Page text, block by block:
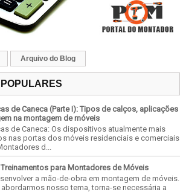
Arquivo do Blog
de Caneca (Parte I): Tipos de calços, aplicações
na montagem de móveis
de Caneca: Os dispositivos atualmente mais
nas portas dos móveis residenciais e comerciais
d...
para Montadores de Móveis
a mão-de-obra em montagem de móveis.
nosso tema, torna-se necessária a